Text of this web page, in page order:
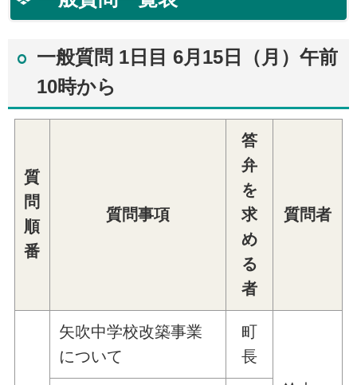
一般質問 1日目 6月15日（月）午前
10時から
質
問
順
番
質問事項
答
弁
を
求
め
る
者
質問者
矢吹中学校改築事業
について
町
長